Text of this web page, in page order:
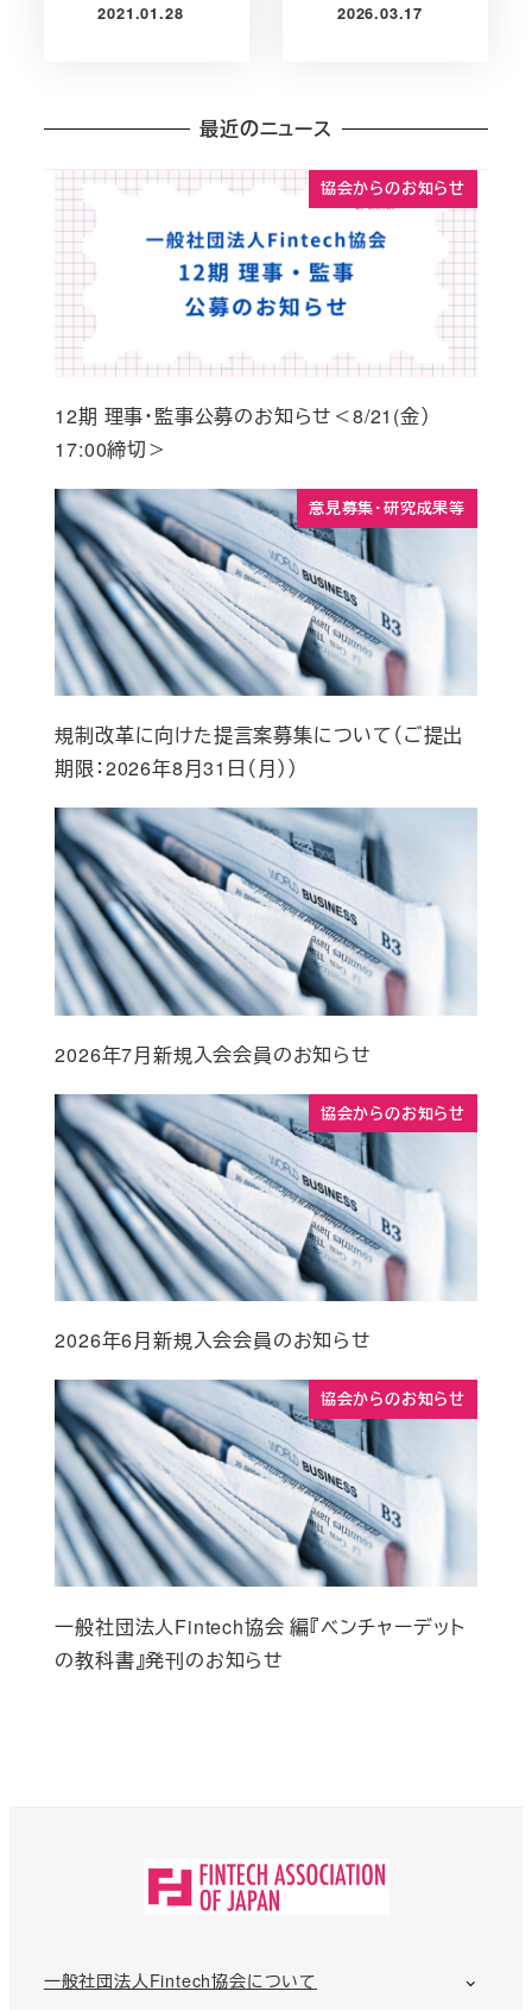
投稿日
2021.01.28
投稿日
2026.03.17
最近のニュース
協会からのお知らせ
12期 理事・監事公募のお知らせ＜8/21(金）
17:00締切＞
意見募集・研究成果等
規制改革に向けた提言案募集について（ご提出
期限：2026年8月31日（月））
2026年7月新規入会会員のお知らせ
協会からのお知らせ
2026年6月新規入会会員のお知らせ
協会からのお知らせ
一般社団法人Fintech協会 編『ベンチャーデット
の教科書』発刊のお知らせ
一般社団法人Fintech協会について